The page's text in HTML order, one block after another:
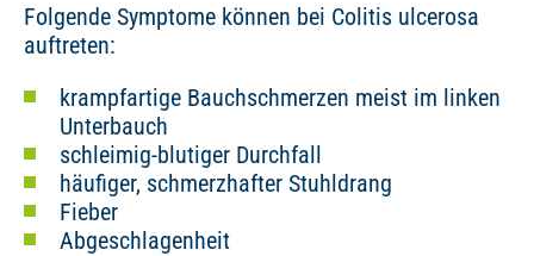
Folgende Symptome können bei Colitis ulcerosa
auftreten:
krampfartige Bauchschmerzen meist im linken
Unterbauch
schleimig-blutiger Durchfall
häufiger, schmerzhafter Stuhldrang
Fieber
Abgeschlagenheit